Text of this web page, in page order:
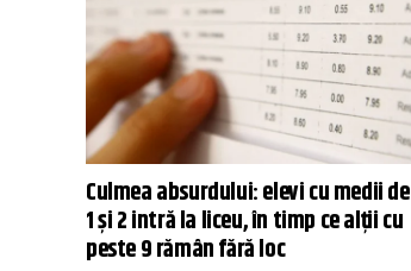
Culmea absurdului: elevi cu medii de
1 și 2 intră la liceu, în timp ce alții cu
peste 9 rămân fără loc